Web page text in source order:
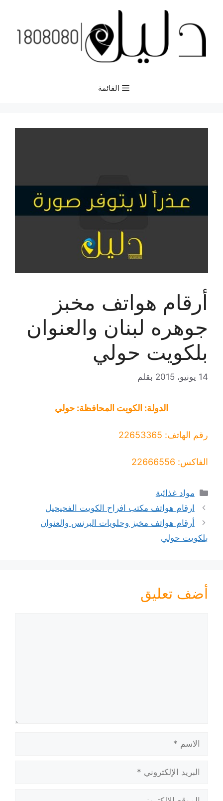
المحتوى
القائمة
أرقام هواتف مخبز
جوهره لبنان والعنوان
بلكويت حولي
14 يونيو، 2015 بقلم
الدولة: الكويت المحافظة: حولي
رقم الهاتف: 22653365
الفاكس: 22666556
التصنيفات
مواد غذائية
ارقام هواتف مكتب افراح الكويت الفحيحيل
أرقام هواتف مخبز وحلويات البرنس والعنوان
بلكويت حولي
أضف تعليق
الإلكتروني